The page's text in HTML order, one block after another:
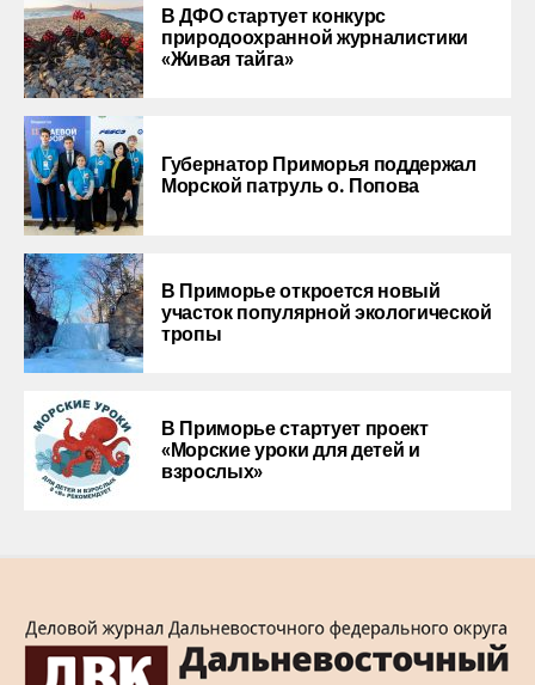
В ДФО стартует конкурс
природоохранной журналистики
«Живая тайга»
Губернатор Приморья поддержал
Морской патруль о. Попова
В Приморье откроется новый
участок популярной экологической
тропы
В Приморье стартует проект
«Морские уроки для детей и
взрослых»